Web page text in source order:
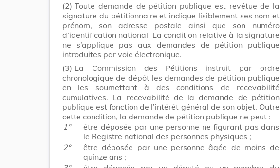
(2) Toute demande de pétition publique est revêtue de la
signature du pétitionnaire et indique lisiblement ses nom et
prénom, son adresse postale ainsi que son numéro
d’identification national. La condition relative à la signature
ne s’applique pas aux demandes de pétition publique
introduites par voie électronique.
(3) La Commission des Pétitions instruit par ordre
chronologique de dépôt les demandes de pétition publique
en les soumettant à des conditions de recevabilité
cumulatives. La recevabilité de la demande de pétition
publique est fonction de l’intérêt général de son objet. Outre
cette condition, la demande de pétition publique ne peut :
1°
être déposée par une personne ne figurant pas dans
le Registre national des personnes physiques ;
2°
être déposée par une personne âgée de moins de
quinze ans ;